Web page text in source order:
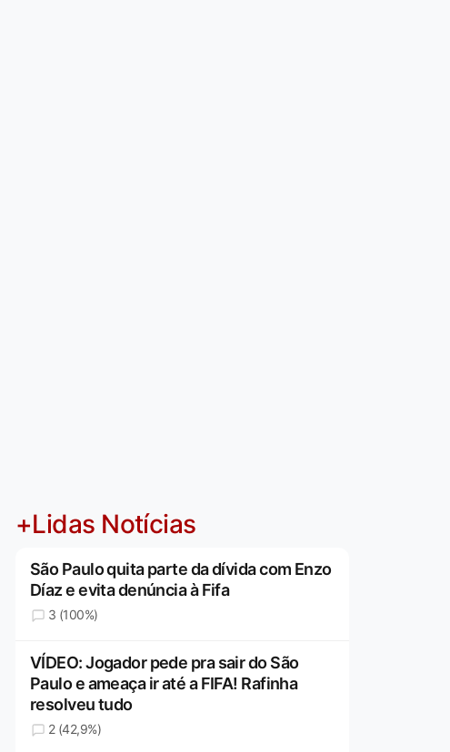
+Lidas Notícias
São Paulo quita parte da dívida com Enzo
Díaz e evita denúncia à Fifa
3 (100%)
VÍDEO: Jogador pede pra sair do São
Paulo e ameaça ir até a FIFA! Rafinha
resolveu tudo
2 (42,9%)